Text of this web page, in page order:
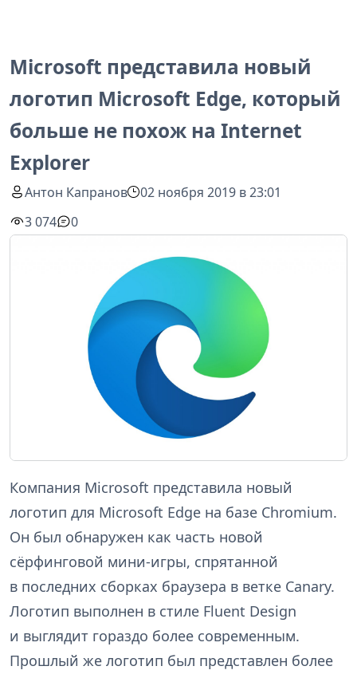
Microsoft представила новый
логотип Microsoft Edge, который
больше не похож на Internet
Explorer
Антон Капранов
02 ноября 2019 в 23:01
3 074
0
Компания Microsoft представила новый
логотип для Microsoft Edge на базе Chromium.
Он был обнаружен как часть новой
сёрфинговой мини-игры, спрятанной
в последних сборках браузера в ветке Canary.
Логотип выполнен в стиле Fluent Design
и выглядит гораздо более современным.
Прошлый же логотип был представлен более